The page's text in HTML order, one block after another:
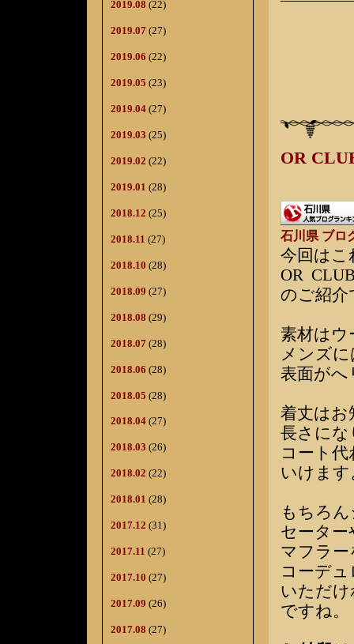
2019.08 (22)
2019.07 (27)
2019.06 (22)
2019.05 (23)
2019.04 (27)
2019.03 (25)
2019.02 (22)
2019.01 (28)
2018.12 (25)
2018.11 (27)
2018.10 (28)
2018.09 (27)
2018.08 (29)
2018.07 (28)
2018.06 (28)
2018.05 (28)
2018.04 (27)
2018.03 (26)
2018.02 (22)
2018.01 (28)
2017.12 (31)
2017.11 (27)
2017.10 (27)
2017.09 (26)
2017.08 (27)
OR
石川県 ブロ
今回はこ
OR
のご紹介
素材はウ
メンズ
表面が
着丈は
長さに
コート
いけます
もちろ
セータ
マフラ
コーデ
いただ
ですね。